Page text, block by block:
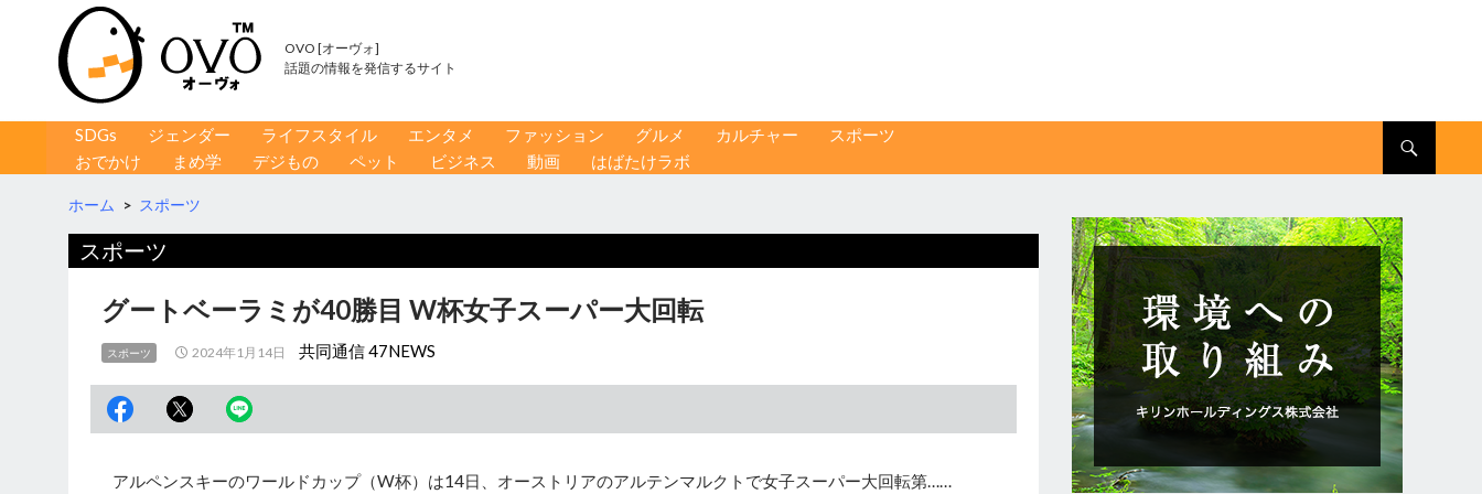
OVO [オーヴォ]
話題の情報を発信するサイト
コンテンツへ移動
SDGs ジェンダー ライフスタイル エンタメ ファッション グルメ カルチャー
スポーツ
おでかけ
まめ学 デジもの ペット ビジネス 動画 はばたけラボ
ホーム > スポーツ
スポーツ
グートベーラミが40勝目 W杯女子スーパー大回転
スポーツ 2024年1月14日 共同通信 47NEWS
アルペンスキーのワールドカップ（W杯）は14日、オーストリアのアルテンマルクトで女子スーパー大回転第……